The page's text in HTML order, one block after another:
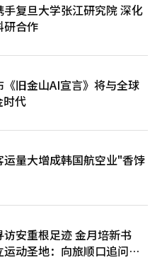
，非法滞留人员往往成为最先被
佣许可制等合法外籍劳动力配
法劳工，进一步压缩了非法滞留
亿元），全年有望突破2万亿
，公司于今年6月正式启用密
旺盛的用工需求。 三养食
，积极引进各类人才，为业务高
有部门持续招聘新员工，确保
手复旦大学张江研究院 深化
研合作
《旧金山AI宣言》将与全球
时代
运量大增成韩国航空业"香饽
访安重根足迹 金月培新书
运动圣地：向旅顺口追问历